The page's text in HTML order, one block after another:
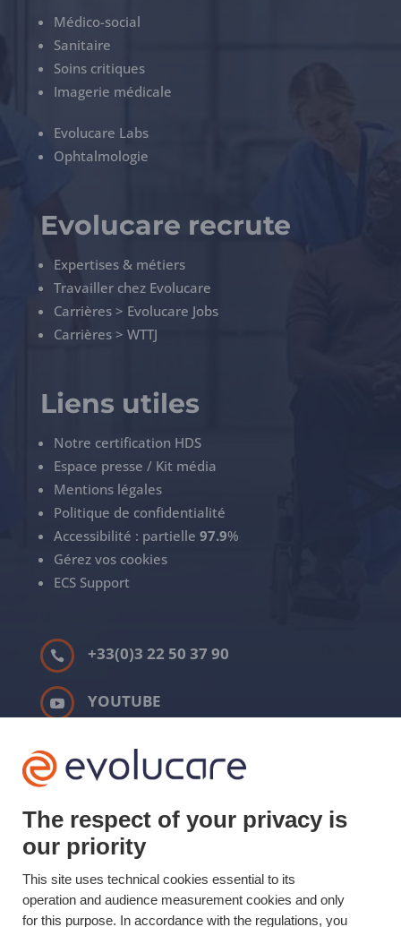
Médico-social
Sanitaire
Soins critiques
Imagerie médicale
Evolucare Labs
Ophtalmologie
Evolucare recrute
Expertises & métiers
Travailler chez Evolucare
Carrières > Evolucare Jobs
Carrières > WTTJ
Liens utiles
Notre certification HDS
Espace presse / Kit média
Mentions légales
Politique de confidentialité
Accessibilité : partielle 97.9%
Gérez vos cookies
ECS Support
 +33(0)3 22 50 37 90
 YOUTUBE
 LINKEDIN
Mis à jour le 01/04/2025 © Evolucare 2026
The respect of your privacy is
our priority
This site uses technical cookies essential to its
operation and audience measurement cookies and only
for this purpose. In accordance with the regulations, you